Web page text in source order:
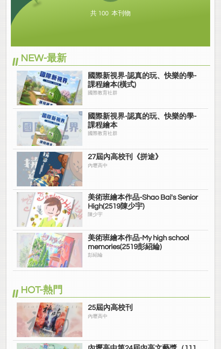
共 100 本刊物
NEW-最新
國際新視界-認真的玩、快樂的學-
課程繪本(橫式)
國際教育社群
國際新視界-認真的玩、快樂的學-
課程繪本
國際教育社群
27屆內高校刊《拼途》
內壢高中
美術班繪本作品-Shao Bai's Senior
High(2519陳少宇)
陳少宇
美術班繪本作品-My high school
memories(2519彭紹綸)
彭紹綸
HOT-熱門
25屆內高校刊
內壢高中